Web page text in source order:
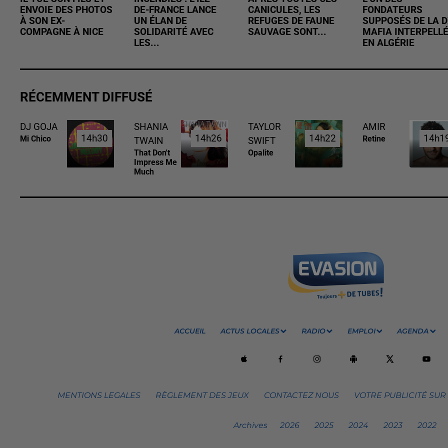
ENVOIE DES PHOTOS
À SON EX-
COMPAGNE À NICE
DE-FRANCE LANCE
UN ÉLAN DE
SOLIDARITÉ AVEC
LES...
CANICULES, LES
REFUGES DE FAUNE
SAUVAGE SONT...
FONDATEURS
SUPPOSÉS DE LA
MAFIA INTERPELLÉ
EN ALGÉRIE
RÉCEMMENT DIFFUSÉ
DJ GOJA
Mi Chico 14h30
14h30
SHANIA
TWAIN
That Don't
Impress Me
Much
14h26
14h26
TAYLOR
SWIFT
Opalite
14h22
14h22
AMIR
Retine
ACCUEIL ACTUS LOCALES RADIO EMPLOI AGENDA
MENTIONS LEGALES RÈGLEMENT DES JEUX CONTACTEZ NOUS VOTRE PUBLICITÉ
Archives 2026 2025 2024 2023 2022